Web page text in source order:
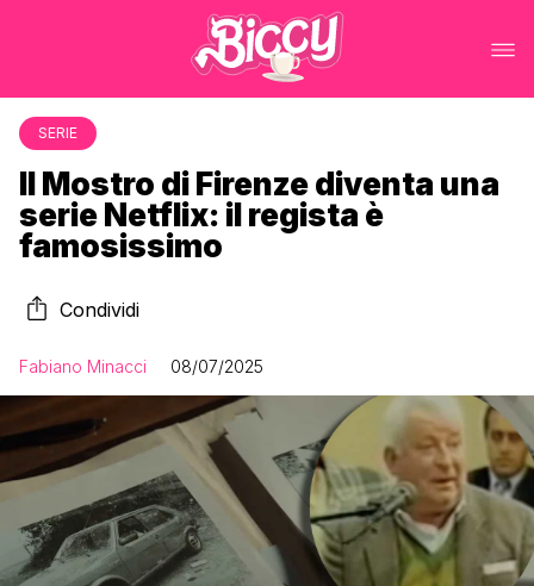
SERIE
Il Mostro di Firenze diventa una
serie Netflix: il regista è
famosissimo
Condividi
Fabiano Minacci 08/07/2025